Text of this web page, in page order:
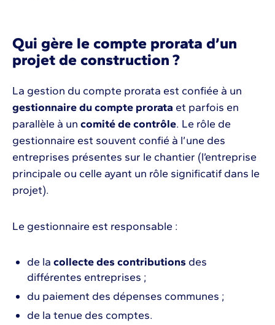
Qui gère le compte prorata d’un
projet de construction ?
La gestion du compte prorata est confiée à un
gestionnaire du compte prorata et parfois en
parallèle à un comité de contrôle. Le rôle de
gestionnaire est souvent confié à l’une des
entreprises présentes sur le chantier (l’entreprise
principale ou celle ayant un rôle significatif dans le
projet).
Le gestionnaire est responsable :
de la collecte des contributions des
différentes entreprises ;
du paiement des dépenses communes ;
de la tenue des comptes.